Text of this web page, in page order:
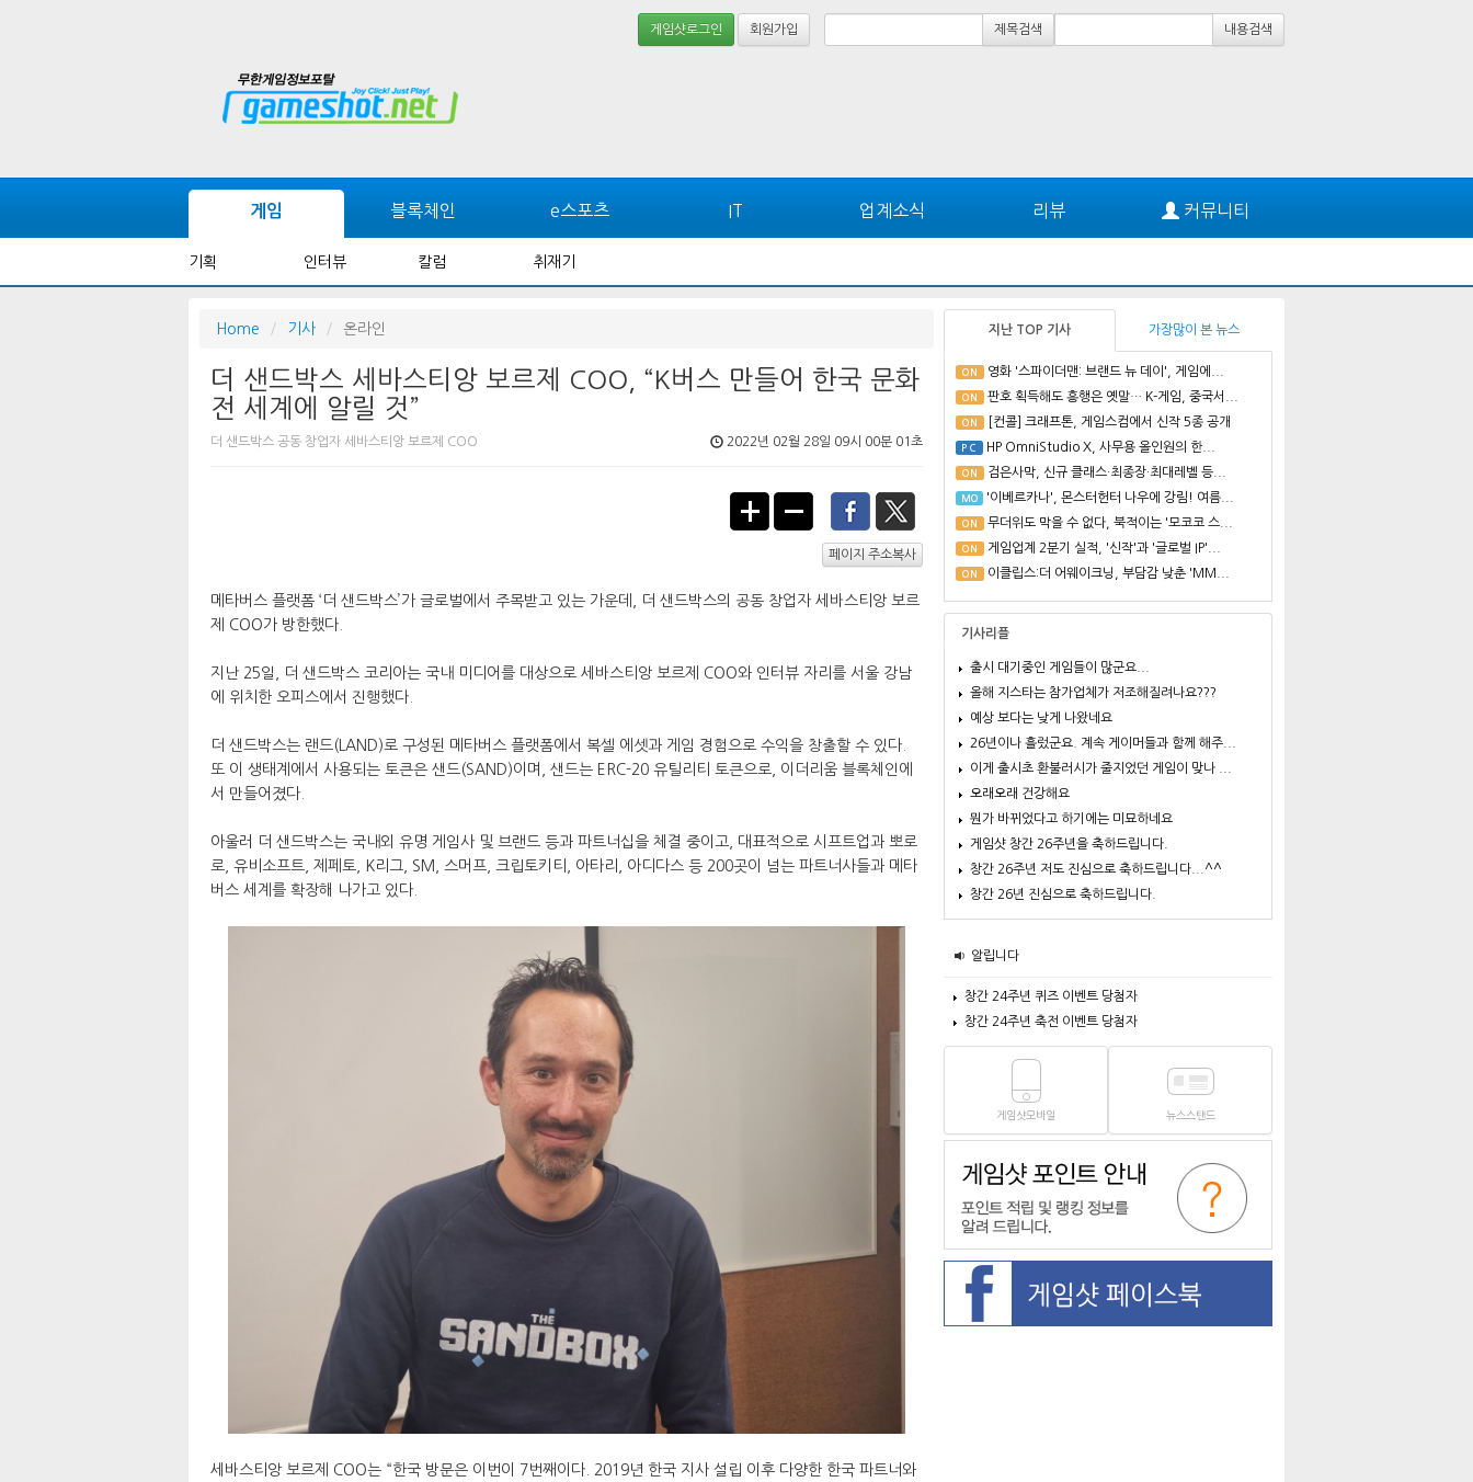
게임샷로그인 회원가입 제목검색 내용검색
게임 블록체인 e스포츠 IT 업계소식 리뷰 커뮤니티
기획 인터뷰 칼럼 취재기
Home 기사 온라인
더 샌드박스 세바스티앙 보르제 COO, “K버스 만들어 한국 문화
전 세계에 알릴 것”
더 샌드박스 공동 창업자 세바스티앙 보르제 COO 2022년 02월 28일 09시 00분 01초
페이지 주소복사
메타버스 플랫폼 ‘더 샌드박스’가 글로벌에서 주목받고 있는 가운데, 더 샌드박스의 공동 창업자 세바스티앙 보르
제 COO가 방한했다.
지난 25일, 더 샌드박스 코리아는 국내 미디어를 대상으로 세바스티앙 보르제 COO와 인터뷰 자리를 서울 강남
에 위치한 오피스에서 진행했다.
더 샌드박스는 랜드(LAND)로 구성된 메타버스 플랫폼에서 복셀 에셋과 게임 경험으로 수익을 창출할 수 있다.
또 이 생태계에서 사용되는 토큰은 샌드(SAND)이며, 샌드는 ERC-20 유틸리티 토큰으로, 이더리움 블록체인에
서 만들어졌다.
아울러 더 샌드박스는 국내외 유명 게임사 및 브랜드 등과 파트너십을 체결 중이고, 대표적으로 시프트업과 뽀로
로, 유비소프트, 제페토, K리그, SM, 스머프, 크립토키티, 아타리, 아디다스 등 200곳이 넘는 파트너사들과 메타
버스 세계를 확장해 나가고 있다.
세바스티앙 보르제 COO는 “한국 방문은 이번이 7번째이다. 2019년 한국 지사 설립 이후 다양한 한국 파트너와
지난 TOP 기사 가장많이 본 뉴스
ON 영화 '스파이더맨: 브랜드 뉴 데이', 게임에...
ON 판호 획득해도 흥행은 옛말… K-게임, 중국서...
ON [컨콜] 크래프톤, 게임스컴에서 신작 5종 공개
PC HP OmniStudio X, 사무용 올인원의 한...
ON 검은사막, 신규 클래스·최종장·최대레벨 등...
MO '이베르카나', 몬스터헌터 나우에 강림! 여름...
ON 무더위도 막을 수 없다, 북적이는 '모코코 스...
ON 게임업계 2분기 실적, '신작'과 '글로벌 IP'...
ON 이클립스:더 어웨이크닝, 부담감 낮춘 'MM...
기사리플
출시 대기중인 게임들이 많군요...
올해 지스타는 참가업체가 저조해질려나요???
예상 보다는 낮게 나왔네요
26년이나 흘렀군요. 계속 게이머들과 함께 해주...
이게 출시초 환불러시가 줄지었던 게임이 맞나 ...
오래오래 건강해요
뭔가 바뀌었다고 하기에는 미묘하네요
게임샷 창간 26주년을 축하드립니다.
창간 26주년 저도 진심으로 축하드립니다...^^
창간 26년 진심으로 축하드립니다.
알립니다
창간 24주년 퀴즈 이벤트 당첨자
창간 24주년 축전 이벤트 당첨자
게임샷모바일 뉴스스탠드